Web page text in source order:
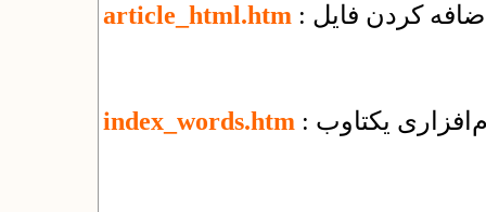
article_html.htm
index_words.htm یکتاوب